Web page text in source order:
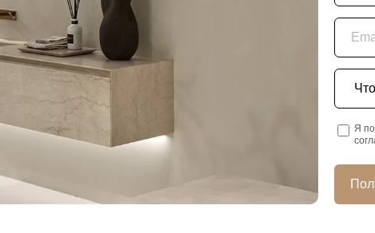
Email
Что
Я